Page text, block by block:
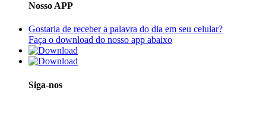
Nosso APP
Gostaria de receber a palavra do dia em seu celular?
Faça o download do nosso app abaixo
Siga-nos